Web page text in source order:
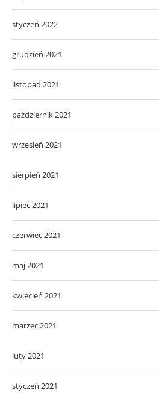
styczeń 2022
grudzień 2021
listopad 2021
październik 2021
wrzesień 2021
sierpień 2021
lipiec 2021
czerwiec 2021
maj 2021
kwiecień 2021
marzec 2021
luty 2021
styczeń 2021